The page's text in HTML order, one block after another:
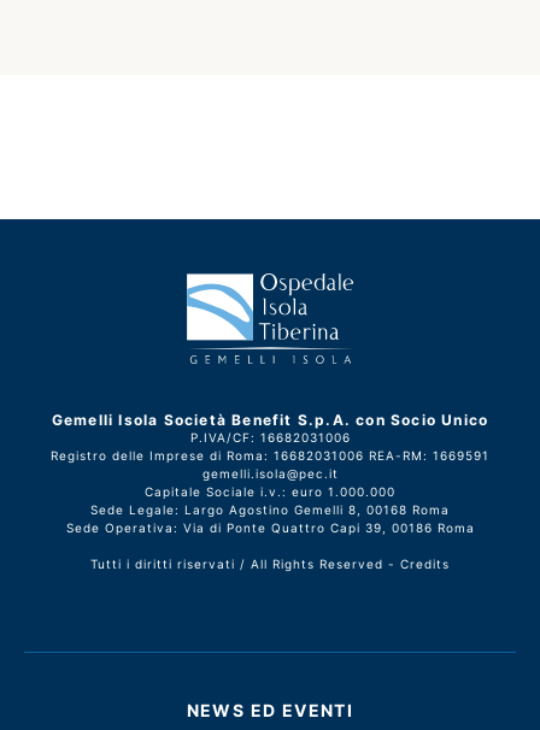
Gemelli Isola Società Benefit S.p.A. con Socio Unico
P.IVA/CF: 16682031006
Registro delle Imprese di Roma: 16682031006 REA-RM: 1669591
gemelli.isola@pec.it
Capitale Sociale i.v.: euro 1.000.000
Sede Legale: Largo Agostino Gemelli 8, 00168 Roma
Sede Operativa: Via di Ponte Quattro Capi 39, 00186 Roma
Tutti i diritti riservati / All Rights Reserved - Credits
NEWS ED EVENTI